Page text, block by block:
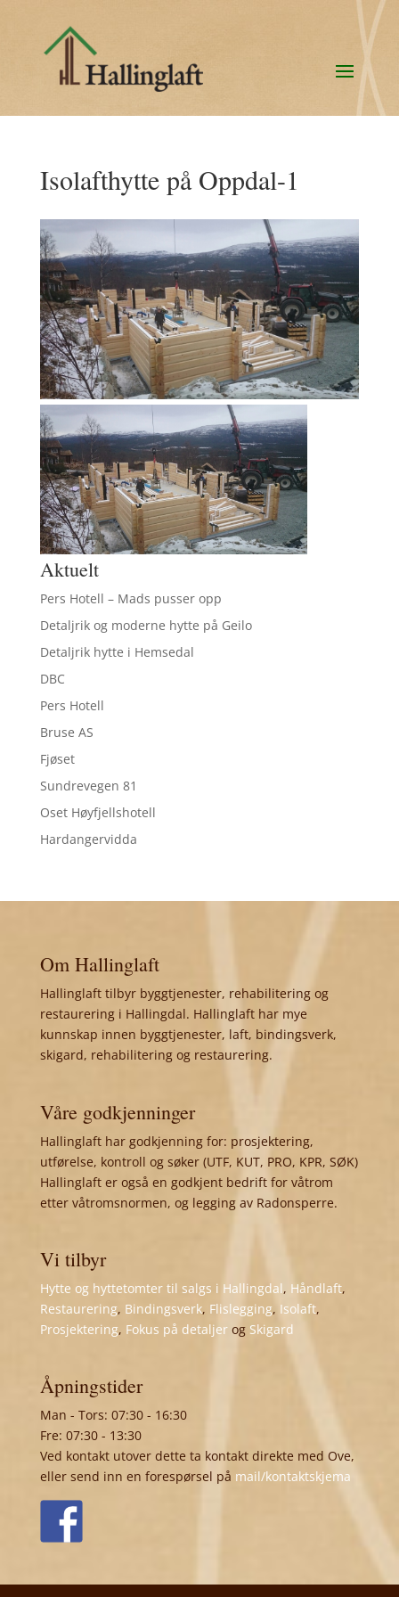
Isolafthytte på Oppdal-1
Aktuelt
Pers Hotell – Mads pusser opp
Detaljrik og moderne hytte på Geilo
Detaljrik hytte i Hemsedal
DBC
Pers Hotell
Bruse AS
Fjøset
Sundrevegen 81
Oset Høyfjellshotell
Hardangervidda
Om Hallinglaft
Hallinglaft tilbyr byggtjenester, rehabilitering og
restaurering i Hallingdal. Hallinglaft har mye
kunnskap innen byggtjenester, laft, bindingsverk,
skigard, rehabilitering og restaurering.
Våre godkjenninger
Hallinglaft har godkjenning for: prosjektering,
utførelse, kontroll og søker (UTF, KUT, PRO, KPR, SØK)
Hallinglaft er også en godkjent bedrift for våtrom
etter våtromsnormen, og legging av Radonsperre.
Vi tilbyr
Hytte og hyttetomter til salgs i Hallingdal, Håndlaft,
Restaurering, Bindingsverk, Flislegging, Isolaft,
Prosjektering, Fokus på detaljerog Skigard
Åpningstider
Man - Tors: 07:30 - 16:30
Fre: 07:30 - 13:30
Ved kontakt utover dette ta kontakt direkte med Ove,
eller send inn en forespørsel på mail/kontaktskjema